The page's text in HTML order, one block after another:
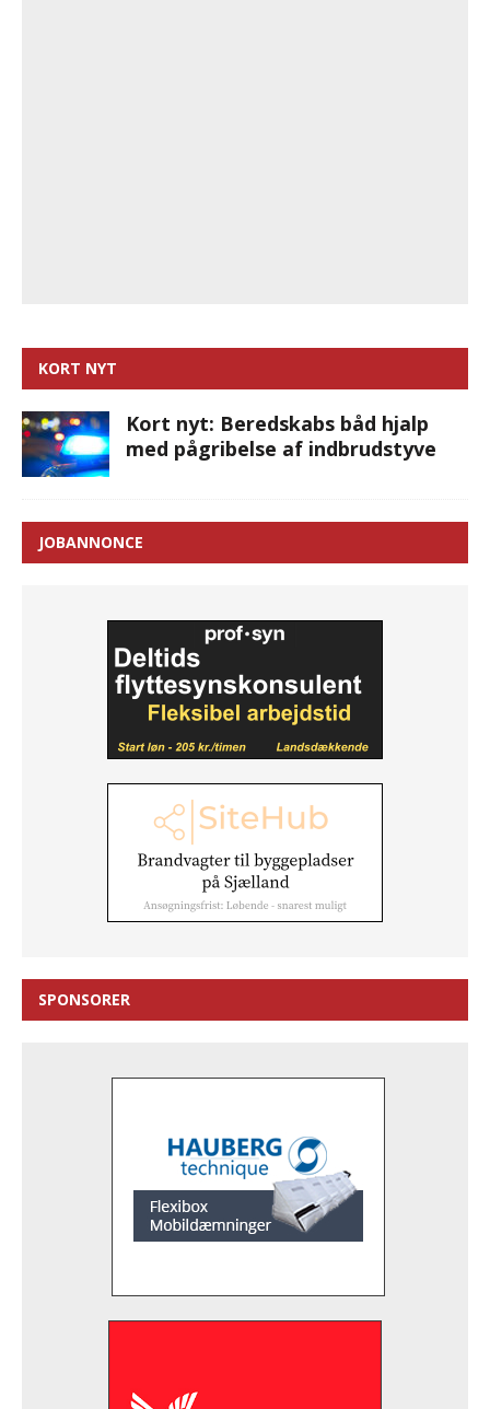
KORT NYT
Kort nyt: Beredskabs båd hjalp
med pågribelse af indbrudstyve
JOBANNONCE
SPONSORER